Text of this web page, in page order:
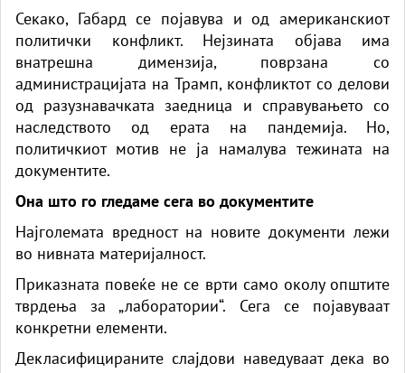
Секако, Габард се појавува и од американскиот
политички конфликт. Нејзината објава има
внатрешна димензија, поврзана со
администрацијата на Трамп, конфликтот со делови
од разузнавачката заедница и справувањето со
наследството од ерата на пандемија. Но,
политичкиот мотив не ја намалува тежината на
документите.
Она што го гледаме сега во документите
Најголемата вредност на новите документи лежи
во нивната материјалност.
Приказната повеќе не се врти само околу општите
тврдења за „лаборатории“. Сега се појавуваат
конкретни елементи.
Декласифицираните слајдови наведуваат дека во